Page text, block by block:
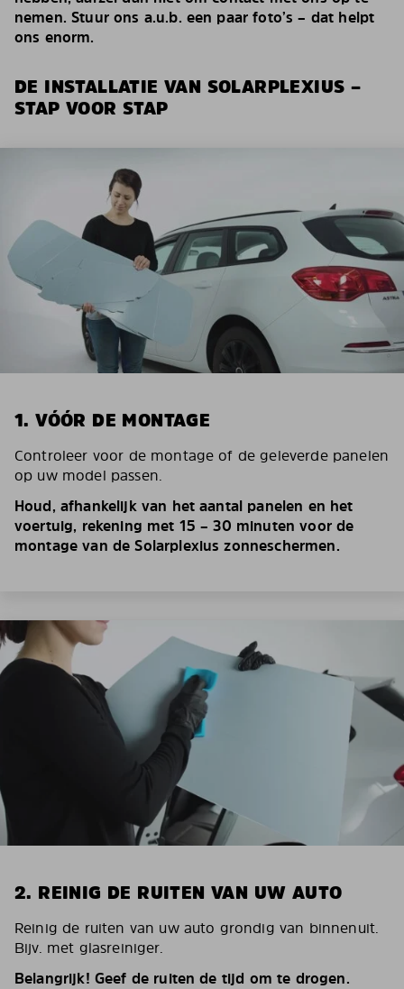
nemen. Stuur ons a.u.b. een paar foto’s – dat helpt
ons enorm.
DE INSTALLATIE VAN SOLARPLEXIUS –
STAP VOOR STAP
1. VÓÓR DE MONTAGE
Controleer voor de montage of de geleverde panelen
op uw model passen.
Houd, afhankelijk van het aantal panelen en het
voertuig, rekening met 15 – 30 minuten voor de
montage van de Solarplexius zonneschermen.
2. REINIG DE RUITEN VAN UW AUTO
Reinig de ruiten van uw auto grondig van binnenuit.
Bijv. met glasreiniger.
Belangrijk! Geef de ruiten de tijd om te drogen.